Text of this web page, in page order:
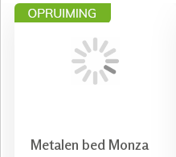
Metalen bed Monza